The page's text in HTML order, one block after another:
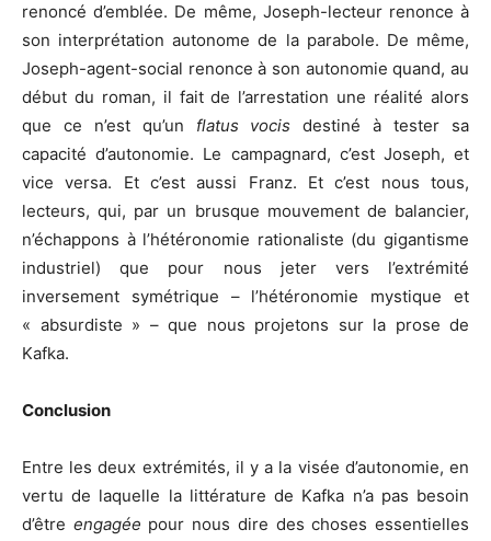
renoncé d’emblée. De même, Joseph-lecteur renonce à
son interprétation autonome de la parabole. De même,
Joseph-agent-social renonce à son autonomie quand, au
début du roman, il fait de l’arrestation une réalité alors
que ce n’est qu’un flatus vocis destiné à tester sa
capacité d’autonomie. Le campagnard, c’est Joseph, et
vice versa. Et c’est aussi Franz. Et c’est nous tous,
lecteurs, qui, par un brusque mouvement de balancier,
n’échappons à l’hétéronomie rationaliste (du gigantisme
industriel) que pour nous jeter vers l’extrémité
inversement symétrique – l’hétéronomie mystique et
« absurdiste » – que nous projetons sur la prose de
Kafka.
Conclusion
Entre les deux extrémités, il y a la visée d’autonomie, en
vertu de laquelle la littérature de Kafka n’a pas besoin
d’être engagée pour nous dire des choses essentielles